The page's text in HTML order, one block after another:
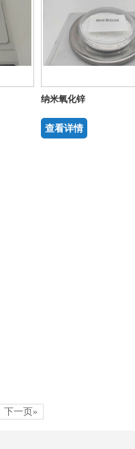
纳米氧化锌
查看详情
下一页»